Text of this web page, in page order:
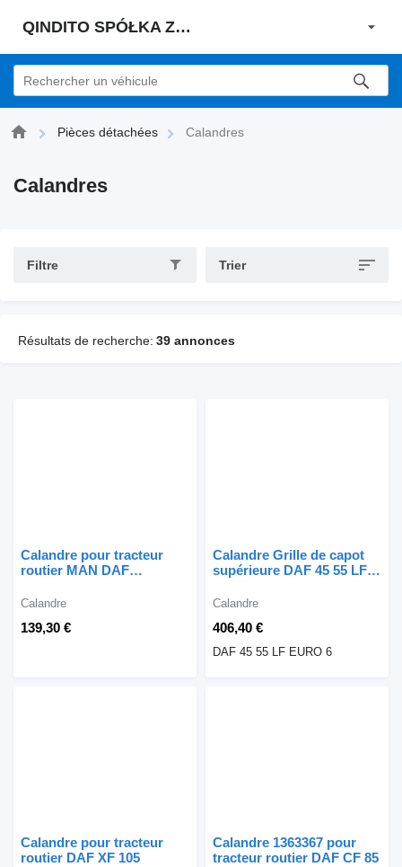
QINDITO SPÓŁKA Z OGRANICZONĄ ODPOWIEDZIALNOŚCIĄ
Pièces détachées Calandres
Calandres
Filtre Trier
Résultats de recherche: 39 annonces
Calandre pour tracteur
routier MAN DAF
SCANIA MERCEDES
139,30 €
Calandre
Calandre Grille de capot
supérieure DAF 45 55 LF
45 55 LF
406,40 €
Calandre
DAF 45 55 LF EURO 6
Calandre pour tracteur
routier DAF XF 105
Calandre 1363367 pour
tracteur routier DAF CF 85